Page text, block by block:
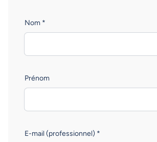
Nom *
Prénom
E-mail (professionnel) *